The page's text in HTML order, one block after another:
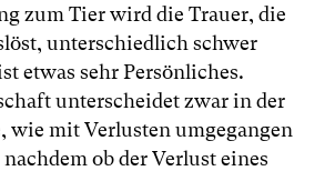
zum Tier wird die Trauer, die
unterschiedlich schwer
etwas sehr Persönliches.
unterscheidet zwar in der
wie mit Verlusten umgegangen
ob der Verlust eines